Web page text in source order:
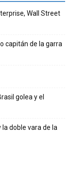
Wall Street
capitán de la garra
golea y el
la doble vara de la